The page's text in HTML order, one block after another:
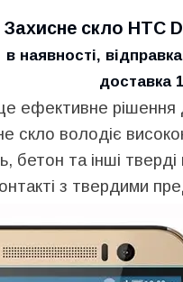
Захисне скло HTC
в наявності,
доставка
ефективне рішення
скло володіє
бетон та інші
з твердими